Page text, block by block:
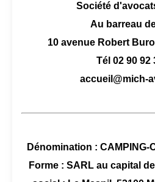
Société
Au barreau
10 avenue Robert
Tél 02 90 92
accueil@mich-
Dénomination : CAMPING-
Forme : SARL au capital